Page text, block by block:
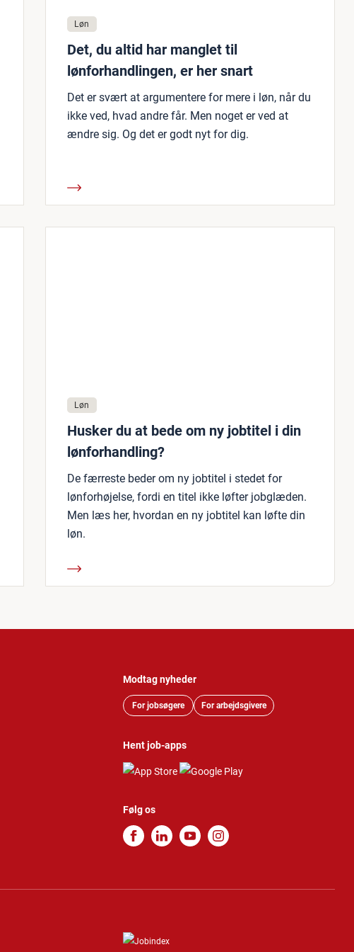
Løn
Det, du altid har manglet til
lønforhandlingen, er her snart
Det er svært at argumentere for mere i løn, når du
ikke ved, hvad andre får. Men noget er ved at
ændre sig. Og det er godt nyt for dig.
Løn
Husker du at bede om ny jobtitel i din
lønforhandling?
De færreste beder om ny jobtitel i stedet for
lønforhøjelse, fordi en titel ikke løfter jobglæden.
Men læs her, hvordan en ny jobtitel kan løfte din
løn.
Modtag nyheder
For jobsøgere For arbejdsgivere
Hent job-apps
Følg os